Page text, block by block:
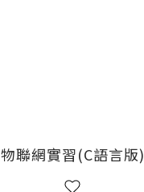
物聯網實習(C語言版)